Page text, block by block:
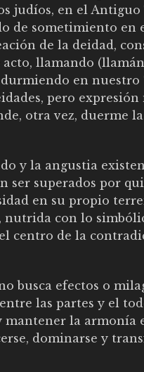
judíos, en el
de sometimiento
de la deidad,
acto, llamando
en
pero expresión
otra vez, duerme
y la angustia
ser superados por
en su propio
nutrida con lo
centro de la
busca efectos o
las partes y el
la armonía
dominarse y